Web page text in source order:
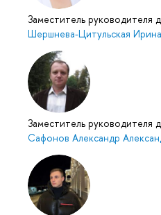
Заместитель руководителя
Шершнева-Цитульская
Заместитель руководителя
Сафонов Александр